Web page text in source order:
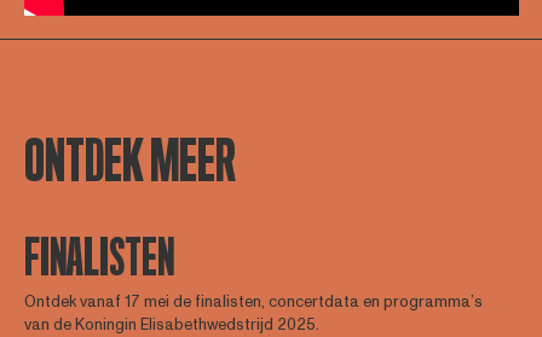
ONTDEK MEER
FINALISTEN
Ontdek vanaf 17 mei de finalisten, concertdata en programma’s
van de Koningin Elisabethwedstrijd 2025.